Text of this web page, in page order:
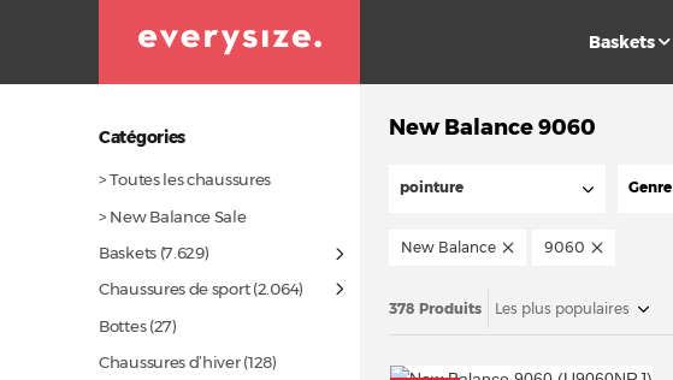
Baskets
Catégories
> Toutes les chaussures
> New Balance Sale
Baskets(7.629)
Chaussures de sport(2.064)
Bottes(27)
Chaussures d’hiver(128)
New Balance 9060
pointure Genre
New Balance 9060
378 Produits Les plus populaires